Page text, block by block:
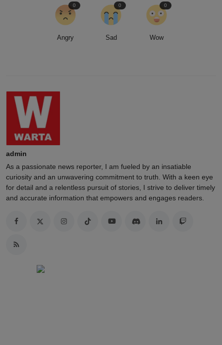
Angry
0
Sad
0
Wow
0
admin
As a passionate news reporter, I am fueled by an insatiable
curiosity and an unwavering commitment to truth. With a keen eye
for detail and a relentless pursuit of stories, I strive to deliver timely
and accurate information that empowers and engages readers.